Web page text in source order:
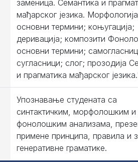
заменица. Семантика и
мађарског језика.
основни термини; коњугација;
деривација; композити
основни термини;
сугласници; слог; прозодија
и прагматика мађарског
Упознавање студената са
синтактичким, морфолошким и
фонолошким анализама,
примене принципа, правила и
генеративне граматике.